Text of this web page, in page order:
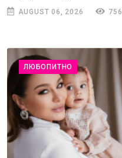
AUGUST 06, 2026 756
ЛЮБОПИТНО